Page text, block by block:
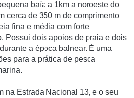
baí­a a 1km a noroeste do
cerca de 350 m de comprimento
fina e média com forte
Possui dois apoios de praia e dois
a época balnear. É uma
para a prática de pesca
na Estrada Nacional 13, e o seu